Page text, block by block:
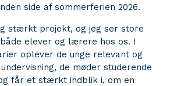
side af sommerferien 2026.
stærkt projekt, og jeg ser store
elever og lærere hos os. I
oplever de unge relevant og
de møder studerende
får et stærkt indblik i, om en